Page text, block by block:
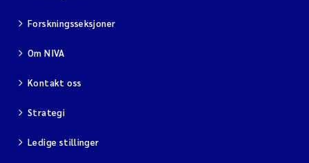
Forskningsseksjoner
Om NIVA
Kontakt oss
Strategi
Ledige stillinger